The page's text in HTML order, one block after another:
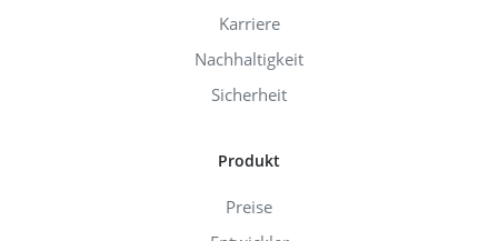
Karriere
Nachhaltigkeit
Sicherheit
Produkt
Preise